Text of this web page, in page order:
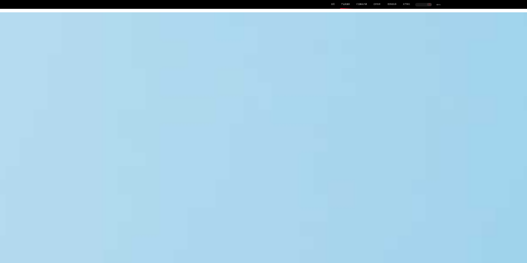
首页 产品及服务 行业解决方案 合作伙伴 投资者关系 关于我们 中EN